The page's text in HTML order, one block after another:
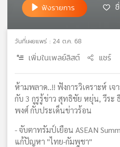
ฟังรายการ
วันที่เผยแพร่ : 24 ต.ค. 68
เพิ่มในเพลย์ลิสต์ แชร์
ห้ามพลาด..!! ฟังการวิเคราะห์ เ
กับ 3 กูรูรู้ข่าว สุทธิชัย หยุ่น, วีระ
พงศ์ กับประเด็นข่าวร้อน
- จับตาทรัมป์เยือน ASEAN
แก้ปัญหา "ไทย-กัมพูชา"